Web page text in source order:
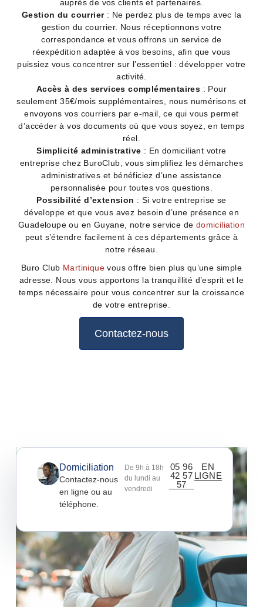
auprès de vos clients et partenaires.
Gestion du courrier : Ne perdez plus de temps avec la
gestion du courrier. Nous réceptionnons votre
correspondance et vous offrons un service de
réexpédition adaptée à vos besoins, afin que vous
puissiez vous concentrer sur l’essentiel : développer votre
activité.
Accès à des services complémentaires : Pour
seulement 35€/mois supplémentaires, nous numérisons et
envoyons vos courriers par e-mail, ce qui vous permet
d’accéder à vos documents où que vous soyez, en temps
réel.
Simplicité administrative : En domiciliant votre
entreprise chez BuroClub, vous simplifiez les démarches
administratives et bénéficiez d’une assistance
personnalisée pour toutes vos questions.
Possibilité d’extension : Si votre entreprise se
développe et que vous avez besoin d’une présence en
Guadeloupe ou en Guyane, notre service de domiciliation
peut s’étendre facilement à ces départements grâce à
notre réseau.
Buro Club Martinique vous offre bien plus qu’une simple
adresse. Nous vous apportons la tranquillité d’esprit et le
temps nécessaire pour vous concentrer sur la croissance
de votre entreprise.
Contactez-nous
Domiciliation
Contactez-nous
en ligne ou au
téléphone.
De 9h à 18h
du lundi au
vendredi
05 96
42 57
57
EN
LIGNE